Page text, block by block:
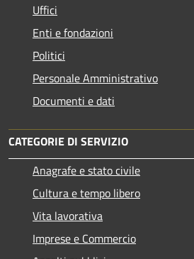
Uffici
Enti e fondazioni
Politici
Personale Amministrativo
Documenti e dati
CATEGORIE DI SERVIZIO
Anagrafe e stato civile
Cultura e tempo libero
Vita lavorativa
Imprese e Commercio